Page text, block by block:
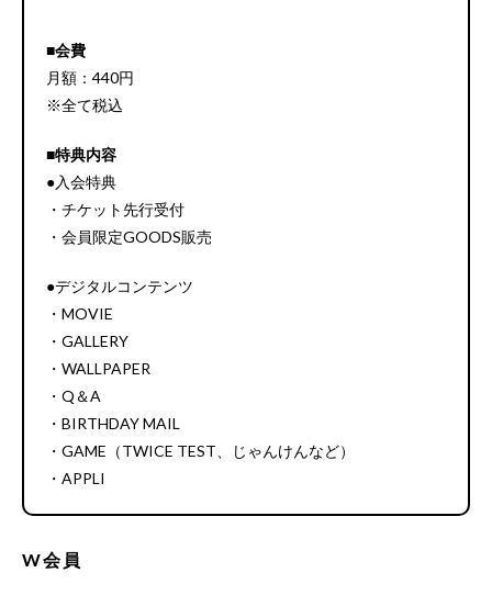
■会費
月額：440円
※全て税込
■特典内容
●入会特典
・チケット先行受付
・会員限定GOODS販売
●デジタルコンテンツ
・MOVIE
・GALLERY
・WALLPAPER
・Q＆A
・BIRTHDAY MAIL
・GAME（TWICE TEST、じゃんけんなど）
・APPLI
W会員